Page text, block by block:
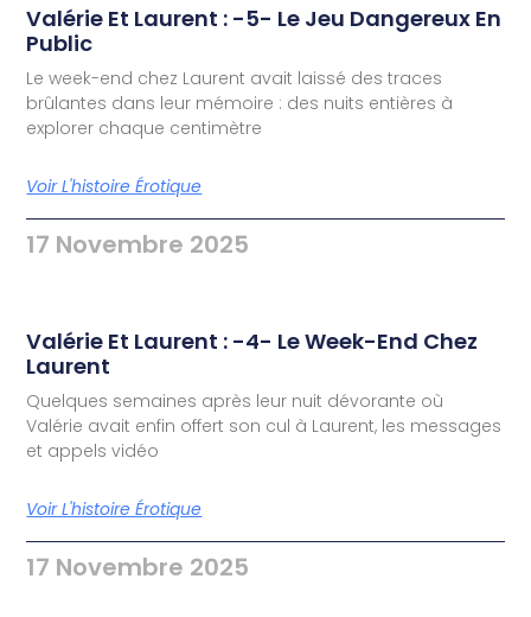
Valérie Et Laurent : -5- Le Jeu Dangereux En
Public
Le week-end chez Laurent avait laissé des traces
brûlantes dans leur mémoire : des nuits entières à
explorer chaque centimètre
Voir L'histoire Érotique
17 Novembre 2025
Valérie Et Laurent : -4- Le Week-End Chez
Laurent
Quelques semaines après leur nuit dévorante où
Valérie avait enfin offert son cul à Laurent, les messages
et appels vidéo
Voir L'histoire Érotique
17 Novembre 2025